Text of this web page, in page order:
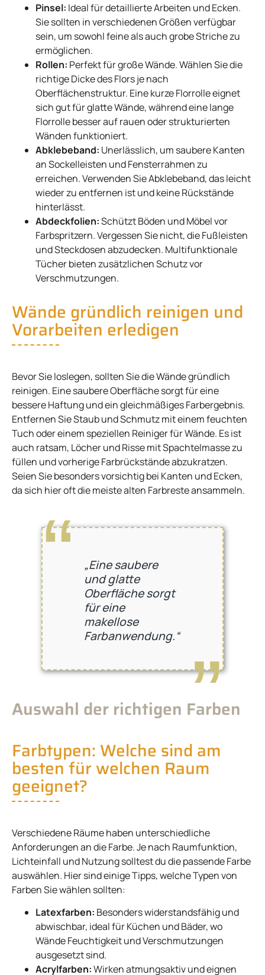
Pinsel: Ideal für detaillierte Arbeiten und Ecken.
Sie sollten in verschiedenen Größen verfügbar
sein, um sowohl feine als auch grobe Striche zu
ermöglichen.
Rollen: Perfekt für große Wände. Wählen Sie die
richtige Dicke des Flors je nach
Oberflächenstruktur. Eine kurze Florrolle eignet
sich gut für glatte Wände, während eine lange
Florrolle besser auf rauen oder strukturierten
Wänden funktioniert.
Abklebeband: Unerlässlich, um saubere Kanten
an Sockelleisten und Fensterrahmen zu
erreichen. Verwenden Sie Abklebeband, das leicht
wieder zu entfernen ist und keine Rückstände
hinterlässt.
Abdeckfolien:Schützt Böden und Möbel vor
Farbspritzern. Vergessen Sie nicht, die Fußleisten
und Steckdosen abzudecken. Multifunktionale
Tücher bieten zusätzlichen Schutz vor
Verschmutzungen.
Wände gründlich reinigen und
Vorarbeiten erledigen
Bevor Sie loslegen, sollten Sie die Wände gründlich
reinigen. Eine saubere Oberfläche sorgt für eine
bessere Haftung und ein gleichmäßiges Farbergebnis.
Entfernen Sie Staub und Schmutz mit einem feuchten
Tuch oder einem speziellen Reiniger für Wände. Es ist
auch ratsam, Löcher und Risse mit Spachtelmasse zu
füllen und vorherige Farbrückstände abzukratzen.
Seien Sie besonders vorsichtig bei Kanten und Ecken,
da sich hier oft die meiste alten Farbreste ansammeln.
„Eine saubere
und glatte
Oberfläche sorgt
für eine
makellose
Farbanwendung.“
Auswahl der richtigen Farben
Farbtypen: Welche sind am
besten für welchen Raum
geeignet?
Verschiedene Räume haben unterschiedliche
Anforderungen an die Farbe. Je nach Raumfunktion,
Lichteinfall und Nutzung solltest du die passende Farbe
auswählen. Hier sind einige Tipps, welche Typen von
Farben Sie wählen sollten:
Latexfarben: Besonders widerstandsfähig und
abwischbar, ideal für Küchen und Bäder, wo
Wände Feuchtigkeit und Verschmutzungen
ausgesetzt sind.
Acrylfarben:Wirken atmungsaktiv und eignen